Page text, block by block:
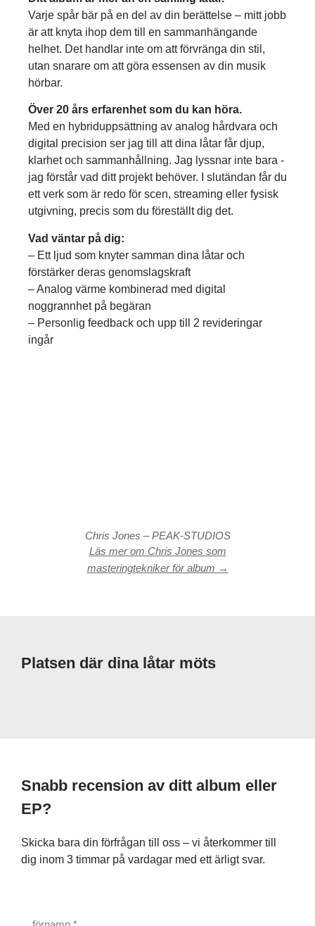
Varje spår bär på en del av din berättelse – mitt jobb
är att knyta ihop dem till en sammanhängande
helhet. Det handlar inte om att förvränga din stil,
utan snarare om att göra essensen av din musik
hörbar.
Över 20 års erfarenhet som du kan höra.
Med en hybriduppsättning av analog hårdvara och
digital precision ser jag till att dina låtar får djup,
klarhet och sammanhållning. Jag lyssnar inte bara -
jag förstår vad ditt projekt behöver. I slutändan får du
ett verk som är redo för scen, streaming eller fysisk
utgivning, precis som du föreställt dig det.
Vad väntar på dig:
– Ett ljud som knyter samman dina låtar och
förstärker deras genomslagskraft
– Analog värme kombinerad med digital
noggrannhet på begäran
– Personlig feedback och upp till 2 revideringar
ingår
Chris Jones – PEAK-STUDIOS
Läs mer om Chris Jones som
masteringtekniker för album →
Platsen där dina låtar möts
Snabb recension av ditt album eller
EP?
Skicka bara din förfrågan till oss – vi återkommer till
dig inom 3 timmar på vardagar med ett ärligt svar.